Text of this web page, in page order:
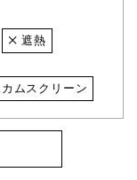
遮熱
ムスクリーン